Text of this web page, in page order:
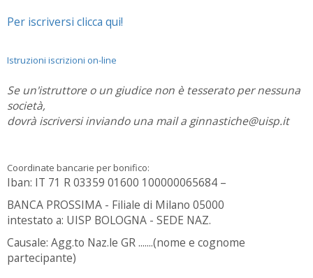
Per iscriversi clicca qui!
Istruzioni iscrizioni on-line
Se un'istruttore o un giudice non è tesserato per nessuna
società,
dovrà iscriversi inviando una mail a ginnastiche@uisp.it
Coordinate bancarie per bonifico:
Iban: IT 71 R 03359 01600 100000065684 –
BANCA PROSSIMA - Filiale di Milano 05000
intestato a: UISP BOLOGNA - SEDE NAZ.
Causale: Agg.to Naz.le GR .......(nome e cognome
partecipante)